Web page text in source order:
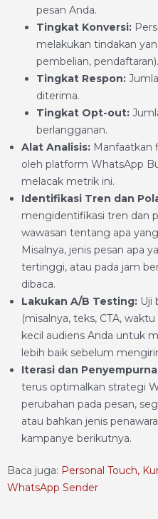
pesan Anda.
Tingkat Konversi:
melakukan tindakan
pembelian, pendaftaran).
Tingkat Respon:
diterima.
Tingkat Opt-out:
berlangganan.
Alat Analisis: Manfaatkan
oleh platform WhatsApp
melacak metrik ini.
Identifikasi Tren dan
mengidentifikasi tren dan
wawasan tentang apa
Misalnya, jenis pesan apa
tertinggi, atau pada jam
dibaca.
Lakukan A/B Testing: Uji
(misalnya, teks, CTA,
kecil audiens Anda untuk
lebih baik sebelum
Iterasi dan
terus optimalkan strategi
perubahan pada pesan,
atau bahkan jenis
kampanye berikutnya.
Baca juga: Personal Touch,
WhatsApp Sender